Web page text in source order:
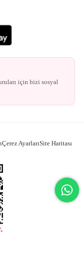
için bizi sosyal
Çerez AyarlarıSite Haritası